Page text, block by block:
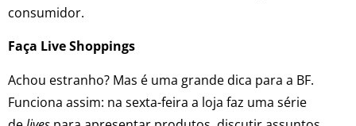
consumidor.
Faça Live Shoppings
Achou estranho? Mas é uma grande dica para a BF.
Funciona assim: na sexta-feira a loja faz uma série